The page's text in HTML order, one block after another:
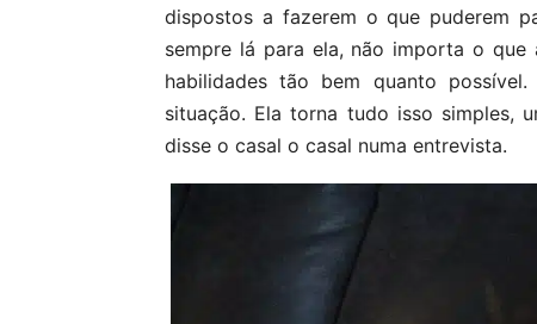
dispostos a fazerem o que puderem
sempre lá para ela, não importa o que
habilidades tão bem quanto
situação. Ela torna tudo isso simples,
disse o casal o casal numa entrevista.